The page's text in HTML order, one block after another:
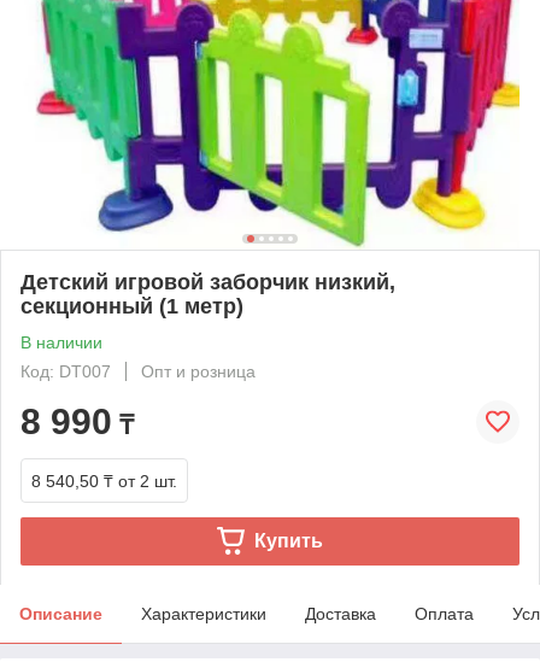
Детский игровой заборчик низкий,
секционный (1 метр)
В наличии
Код: DT007
Опт и розница
8 990 ₸
8 540,50 ₸ от 2 шт.
Купить
Описание Характеристики Доставка Оплата